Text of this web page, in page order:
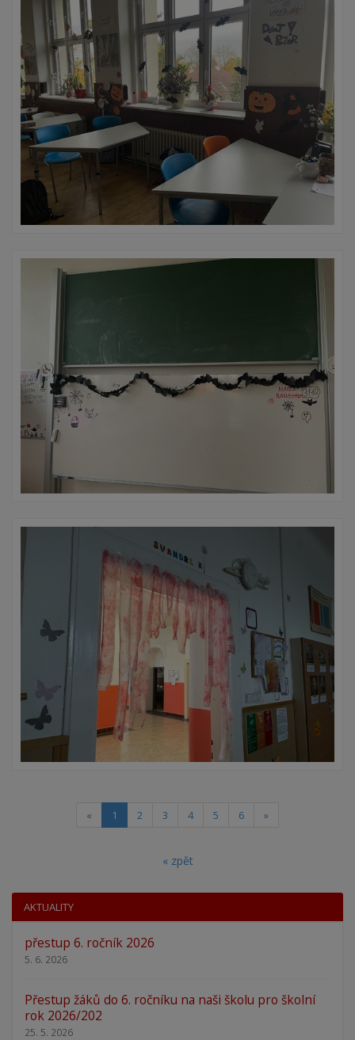
« 1 (current)
2 3 4 5 6 »
« zpět
AKTUALITY
přestup 6. ročník 2026
5. 6. 2026
Přestup žáků do 6. ročníku na naši školu pro školní
rok 2026/202
25. 5. 2026